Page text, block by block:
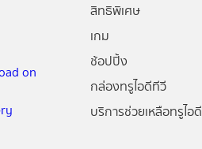
สิทธิพิเศษ
เกม
ช้อปปิ้ง
กล่องทรูไอดีทีวี
บริการช่วยเหลือทรูไอดี